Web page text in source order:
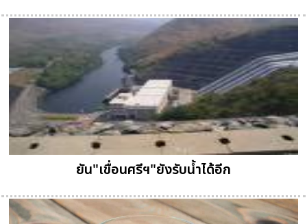
ยัน"เขื่อนศรีฯ"ยังรับน้ำได้อีก